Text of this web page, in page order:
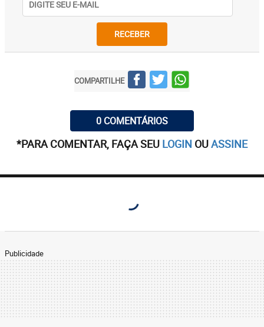
RECEBER
COMPARTILHE
0 COMENTÁRIOS
*PARA COMENTAR, FAÇA SEU LOGIN OUASSINE
Publicidade